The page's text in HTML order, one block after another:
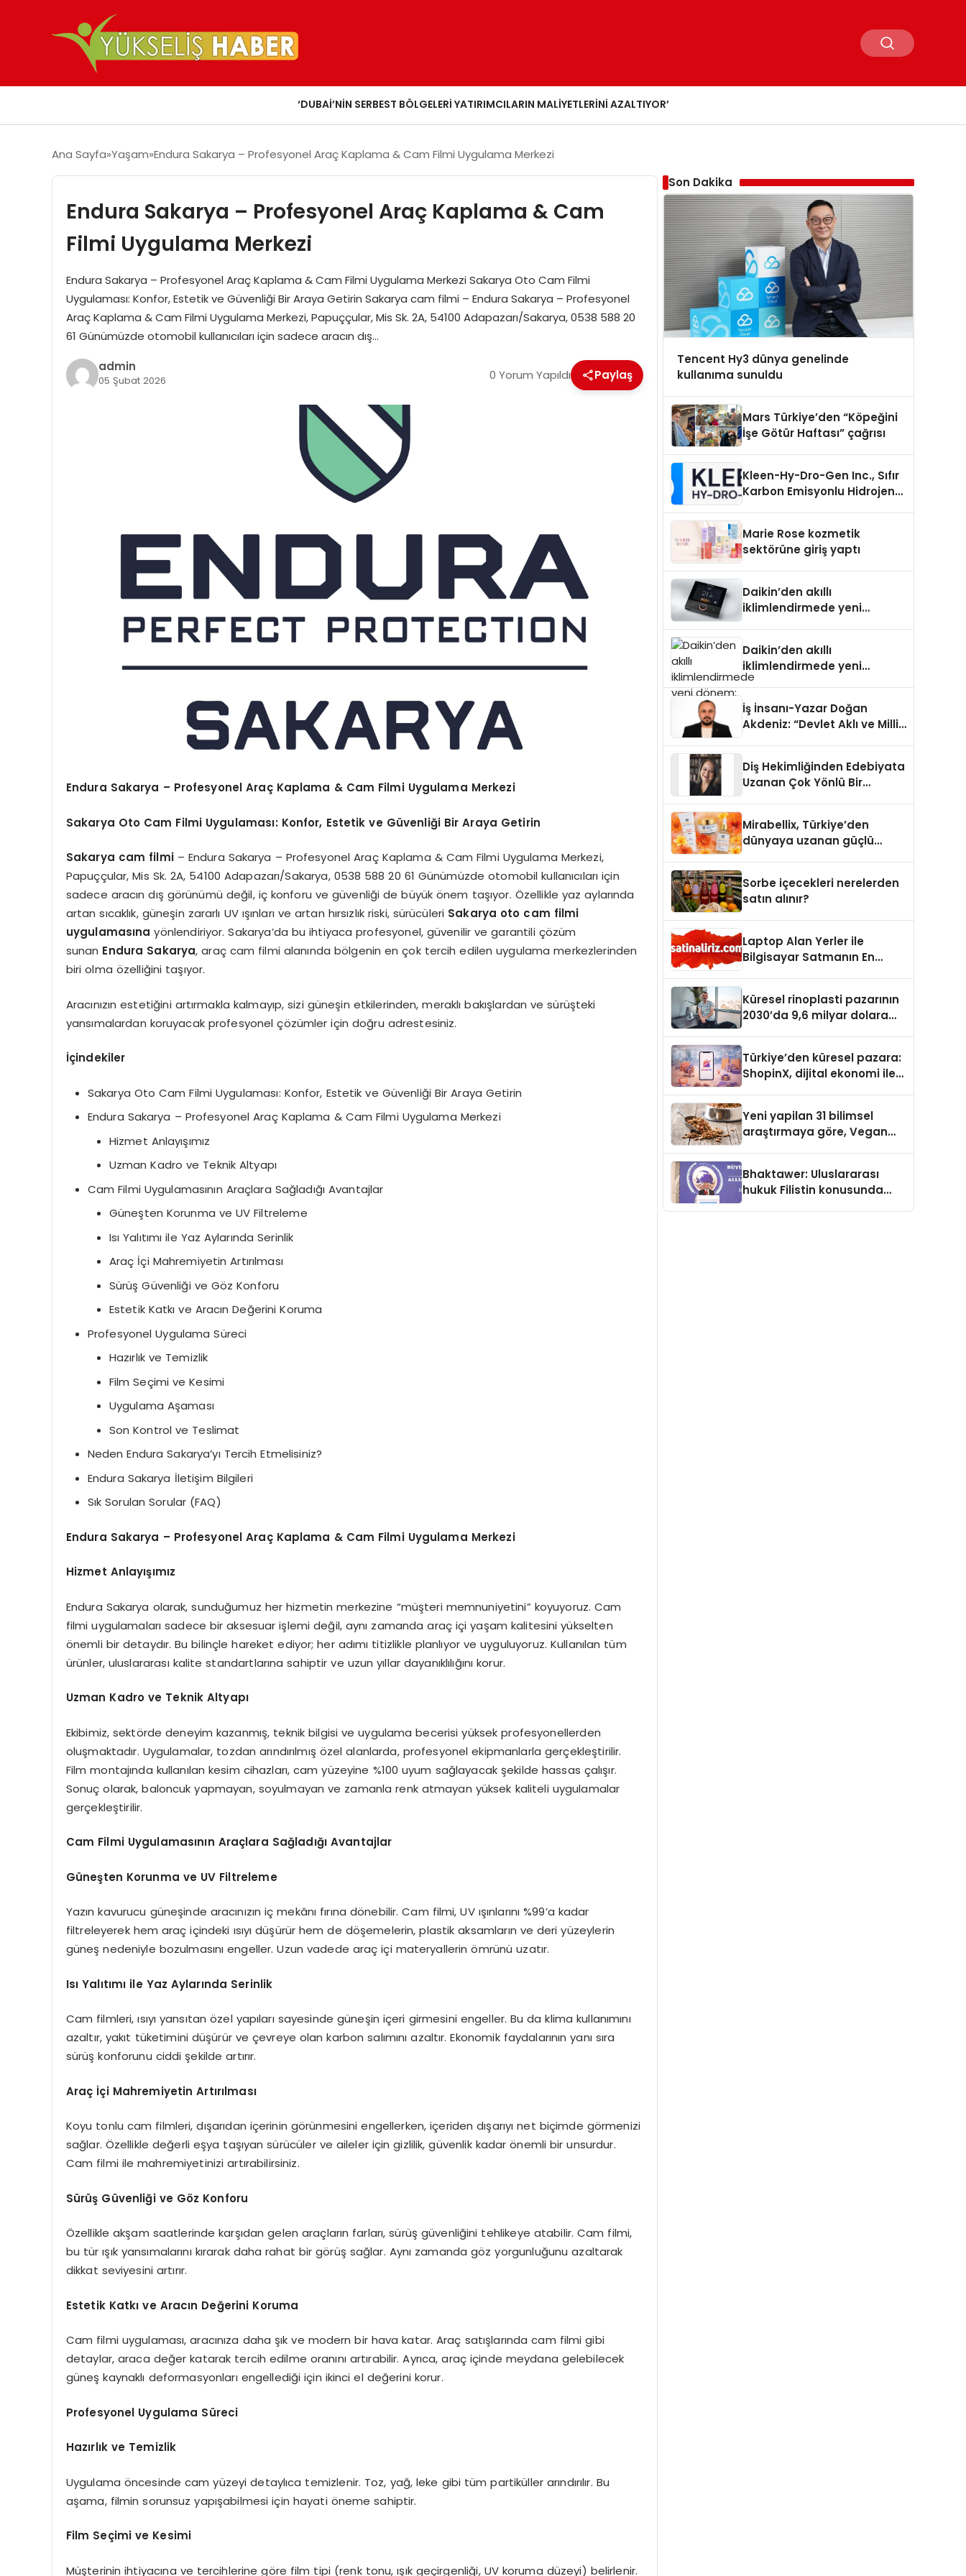
‘DUBAI’NIN SERBEST BÖLGELERI YATIRIMCILARIN MALIYETLERINI AZALTIYOR’
Ana Sayfa Yaşam Endura Sakarya – Profesyonel Araç Kaplama & Cam Filmi Uygulama Merkezi
Endura Sakarya – Profesyonel Araç Kaplama & Cam
Filmi Uygulama Merkezi
Endura Sakarya – Profesyonel Araç Kaplama & Cam Filmi Uygulama Merkezi Sakarya Oto Cam Filmi
Uygulaması: Konfor, Estetik ve Güvenliği Bir Araya Getirin Sakarya cam filmi – Endura Sakarya – Profesyonel
Araç Kaplama & Cam Filmi Uygulama Merkezi, Papuççular, Mis Sk. 2A, 54100 Adapazarı/Sakarya, 0538 588 20
61 Günümüzde otomobil kullanıcıları için sadece aracın dış…
admin
05 Şubat 2026 0 Yorum Yapıldı Paylaş
Endura Sakarya – Profesyonel Araç Kaplama & Cam Filmi Uygulama Merkezi
Sakarya Oto Cam Filmi Uygulaması: Konfor, Estetik ve Güvenliği Bir Araya Getirin
Sakarya cam filmi– Endura Sakarya – Profesyonel Araç Kaplama & Cam Filmi Uygulama Merkezi,
Papuççular, Mis Sk. 2A, 54100 Adapazarı/Sakarya, 0538 588 20 61 Günümüzde otomobil kullanıcıları için
sadece aracın dış görünümü değil, iç konforu ve güvenliği de büyük önem taşıyor. Özellikle yaz aylarında
artan sıcaklık, güneşin zararlı UV ışınları ve artan hırsızlık riski, sürücüleri Sakarya oto cam filmi
uygulamasına yönlendiriyor. Sakarya’da bu ihtiyaca profesyonel, güvenilir ve garantili çözüm
sunan Endura Sakarya, araç cam filmi alanında bölgenin en çok tercih edilen uygulama merkezlerinden
biri olma özelliğini taşıyor.
Aracınızın estetiğini artırmakla kalmayıp, sizi güneşin etkilerinden, meraklı bakışlardan ve sürüşteki
yansımalardan koruyacak profesyonel çözümler için doğru adrestesiniz.
İçindekiler
Sakarya Oto Cam Filmi Uygulaması: Konfor, Estetik ve Güvenliği Bir Araya Getirin
Endura Sakarya – Profesyonel Araç Kaplama & Cam Filmi Uygulama Merkezi
Hizmet Anlayışımız
Uzman Kadro ve Teknik Altyapı
Cam Filmi Uygulamasının Araçlara Sağladığı Avantajlar
Güneşten Korunma ve UV Filtreleme
Isı Yalıtımı ile Yaz Aylarında Serinlik
Araç İçi Mahremiyetin Artırılması
Sürüş Güvenliği ve Göz Konforu
Estetik Katkı ve Aracın Değerini Koruma
Profesyonel Uygulama Süreci
Hazırlık ve Temizlik
Film Seçimi ve Kesimi
Uygulama Aşaması
Son Kontrol ve Teslimat
Neden Endura Sakarya’yı Tercih Etmelisiniz?
Endura Sakarya İletişim Bilgileri
Sık Sorulan Sorular (FAQ)
Endura Sakarya – Profesyonel Araç Kaplama & Cam Filmi Uygulama Merkezi
Hizmet Anlayışımız
Endura Sakarya olarak, sunduğumuz her hizmetin merkezine “müşteri memnuniyetini” koyuyoruz. Cam
filmi uygulamaları sadece bir aksesuar işlemi değil, aynı zamanda araç içi yaşam kalitesini yükselten
önemli bir detaydır. Bu bilinçle hareket ediyor; her adımı titizlikle planlıyor ve uyguluyoruz. Kullanılan tüm
ürünler, uluslararası kalite standartlarına sahiptir ve uzun yıllar dayanıklılığını korur.
Uzman Kadro ve Teknik Altyapı
Ekibimiz, sektörde deneyim kazanmış, teknik bilgisi ve uygulama becerisi yüksek profesyonellerden
oluşmaktadır. Uygulamalar, tozdan arındırılmış özel alanlarda, profesyonel ekipmanlarla gerçekleştirilir.
Film montajında kullanılan kesim cihazları, cam yüzeyine %100 uyum sağlayacak şekilde hassas çalışır.
Sonuç olarak, baloncuk yapmayan, soyulmayan ve zamanla renk atmayan yüksek kaliteli uygulamalar
gerçekleştirilir.
Cam Filmi Uygulamasının Araçlara Sağladığı Avantajlar
Güneşten Korunma ve UV Filtreleme
Yazın kavurucu güneşinde aracınızın iç mekânı fırına dönebilir. Cam filmi, UV ışınlarını %99’a kadar
filtreleyerek hem araç içindeki ısıyı düşürür hem de döşemelerin, plastik aksamların ve deri yüzeylerin
güneş nedeniyle bozulmasını engeller. Uzun vadede araç içi materyallerin ömrünü uzatır.
Isı Yalıtımı ile Yaz Aylarında Serinlik
Cam filmleri, ısıyı yansıtan özel yapıları sayesinde güneşin içeri girmesini engeller. Bu da klima kullanımını
azaltır, yakıt tüketimini düşürür ve çevreye olan karbon salımını azaltır. Ekonomik faydalarının yanı sıra
sürüş konforunu ciddi şekilde artırır.
Araç İçi Mahremiyetin Artırılması
Koyu tonlu cam filmleri, dışarıdan içerinin görünmesini engellerken, içeriden dışarıyı net biçimde görmenizi
sağlar. Özellikle değerli eşya taşıyan sürücüler ve aileler için gizlilik, güvenlik kadar önemli bir unsurdur.
Cam filmi ile mahremiyetinizi artırabilirsiniz.
Sürüş Güvenliği ve Göz Konforu
Özellikle akşam saatlerinde karşıdan gelen araçların farları, sürüş güvenliğini tehlikeye atabilir. Cam filmi,
bu tür ışık yansımalarını kırarak daha rahat bir görüş sağlar. Aynı zamanda göz yorgunluğunu azaltarak
dikkat seviyesini artırır.
Estetik Katkı ve Aracın Değerini Koruma
Cam filmi uygulaması, aracınıza daha şık ve modern bir hava katar. Araç satışlarında cam filmi gibi
detaylar, araca değer katarak tercih edilme oranını artırabilir. Ayrıca, araç içinde meydana gelebilecek
güneş kaynaklı deformasyonları engellediği için ikinci el değerini korur.
Profesyonel Uygulama Süreci
Hazırlık ve Temizlik
Uygulama öncesinde cam yüzeyi detaylıca temizlenir. Toz, yağ, leke gibi tüm partiküller arındırılır. Bu
aşama, filmin sorunsuz yapışabilmesi için hayati öneme sahiptir.
Film Seçimi ve Kesimi
Müşterinin ihtiyacına ve tercihlerine göre film tipi (renk tonu, ışık geçirgenliği, UV koruma düzeyi) belirlenir.
Son Dakika
Tencent Hy3 dünya genelinde
kullanıma sunuldu
Mars Türkiye’den “Köpeğini
İşe Götür Haftası” çağrısı
Kleen-Hy-Dro-Gen Inc., Sıfır
Karbon Emisyonlu Hidrojen
Aldı
Marie Rose kozmetik
sektörüne giriş yaptı
Daikin’den akıllı
iklimlendirmede yeni
Daikin’den akıllı
iklimlendirmede yeni
dönem: Madoka Plus
İş İnsanı-Yazar Doğan
Akdeniz: “Devlet Aklı ve Milli
Diş Hekimliğinden Edebiyata
Uzanan Çok Yönlü Bir
Mirabellix, Türkiye’den
dünyaya uzanan güçlü
Sorbe içecekleri nerelerden
satın alınır?
Laptop Alan Yerler ile
Bilgisayar Satmanın En
Küresel rinoplasti pazarının
2030’da 9,6 milyar dolara
Türkiye’den küresel pazara:
ShopinX, dijital ekonomi ile
Yeni yapilan 31 bilimsel
araştırmaya göre, Vegan
Sindirildiğini Ortaya Koydu
Bhaktawer: Uluslararası
hukuk Filistin konusunda